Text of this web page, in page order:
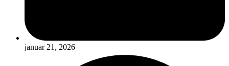
januar 21, 2026